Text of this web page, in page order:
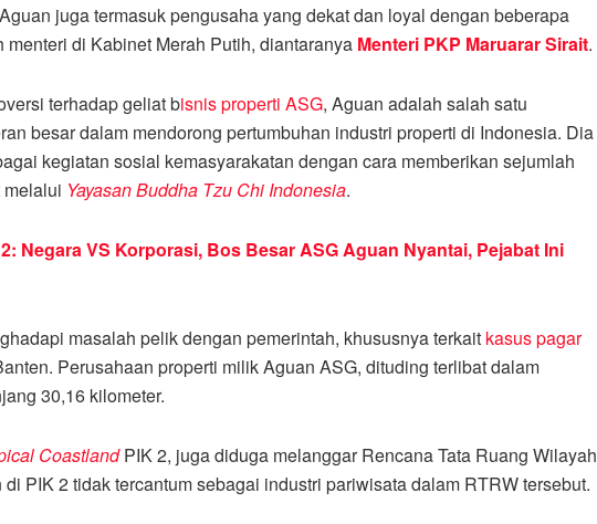
juga termasuk pengusaha yang dekat dan loyal dengan beberapa
di Kabinet Merah Putih, diantaranya Menteri PKP Maruarar Sirait.
terhadap geliat bisnis properti ASG, Aguan adalah salah satu
besar dalam mendorong pertumbuhan industri properti di Indonesia. Dia
kegiatan sosial kemasyarakatan dengan cara memberikan sejumlah
Yayasan Buddha Tzu Chi Indonesia.
Negara VS Korporasi, Bos Besar ASG Aguan Nyantai, Pejabat Ini
masalah pelik dengan pemerintah, khususnya terkait kasus pagar
Perusahaan properti milik Aguan ASG, dituding terlibat dalam
30,16 kilometer.
CoastlandPIK 2, juga diduga melanggar Rencana Tata Ruang Wilayah
PIK 2 tidak tercantum sebagai industri pariwisata dalam RTRW tersebut.